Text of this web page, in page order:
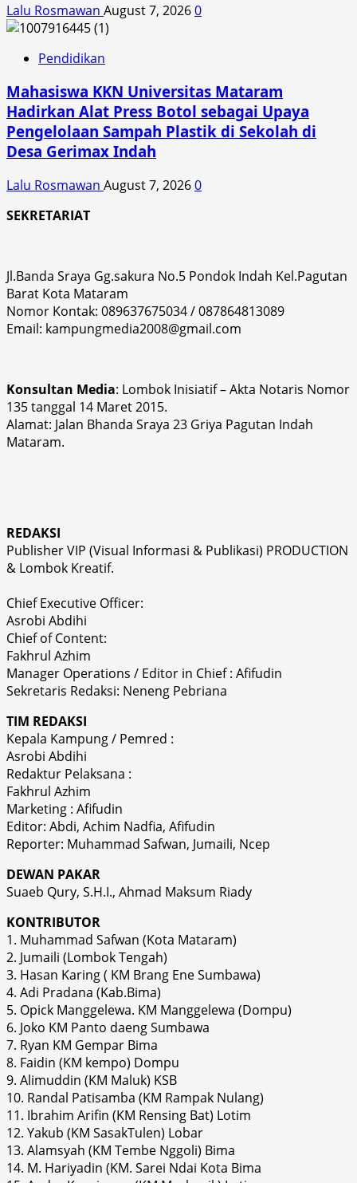
Lalu Rosmawan August 7, 20260
Pendidikan
Mahasiswa KKN Universitas Mataram
Hadirkan Alat Press Botol sebagai Upaya
Pengelolaan Sampah Plastik di Sekolah di
Desa Gerimax Indah
Lalu Rosmawan August 7, 20260
SEKRETARIAT
Jl.Banda Sraya Gg.sakura No.5 Pondok Indah Kel.Pagutan
Barat Kota Mataram
Nomor Kontak: 089637675034 / 087864813089
Email: kampungmedia2008@gmail.com
Konsultan Media: Lombok Inisiatif – Akta Notaris Nomor
135 tanggal 14 Maret 2015.
Alamat: Jalan Bhanda Sraya 23 Griya Pagutan Indah
Mataram.
REDAKSI
Publisher VIP (Visual Informasi & Publikasi) PRODUCTION
& Lombok Kreatif.
Chief Executive Officer:
Asrobi Abdihi
Chief of Content:
Fakhrul Azhim
Manager Operations / Editor in Chief : Afifudin
Sekretaris Redaksi: Neneng Pebriana
TIM REDAKSI
Kepala Kampung / Pemred :
Asrobi Abdihi
Redaktur Pelaksana :
Fakhrul Azhim
Marketing : Afifudin
Editor: Abdi, Achim Nadfia, Afifudin
Reporter: Muhammad Safwan, Jumaili, Ncep
DEWAN PAKAR
Suaeb Qury, S.H.I., Ahmad Maksum Riady
KONTRIBUTOR
1. Muhammad Safwan (Kota Mataram)
2. Jumaili (Lombok Tengah)
3. Hasan Karing ( KM Brang Ene Sumbawa)
4. Adi Pradana (Kab.Bima)
5. Opick Manggelewa. KM Manggelewa (Dompu)
6. Joko KM Panto daeng Sumbawa
7. Ryan KM Gempar Bima
8. Faidin (KM kempo) Dompu
9. Alimuddin (KM Maluk) KSB
10. Randal Patisamba (KM Rampak Nulang)
11. Ibrahim Arifin (KM Rensing Bat) Lotim
12. Yakub (KM SasakTulen) Lobar
13. Alamsyah (KM Tembe Nggoli) Bima
14. M. Hariyadin (KM. Sarei Ndai Kota Bima